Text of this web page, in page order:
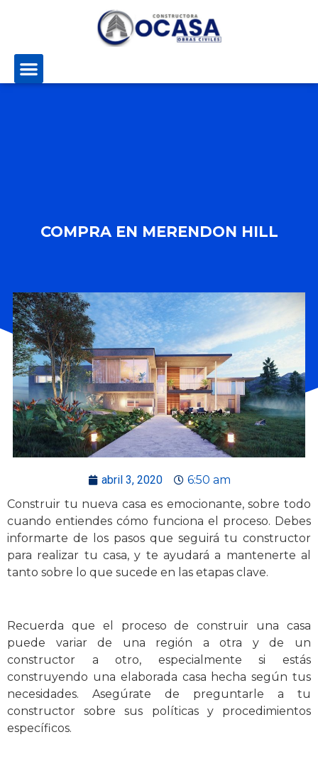
COMPRA EN MERENDON HILL
abril 3, 2020
6:50 am
Construir tu nueva casa es emocionante, sobre todo
cuando entiendes cómo funciona el proceso. Debes
informarte de los pasos que seguirá tu constructor
para realizar tu casa, y te ayudará a mantenerte al
tanto sobre lo que sucede en las etapas clave.
Recuerda que el proceso de construir una casa
puede variar de una región a otra y de un
constructor a otro, especialmente si estás
construyendo una elaborada casa hecha según tus
necesidades. Asegúrate de preguntarle a tu
constructor sobre sus políticas y procedimientos
específicos.